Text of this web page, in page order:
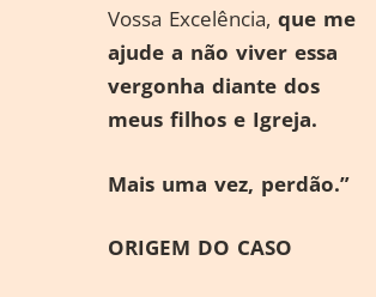
Vossa Excelência, que me
ajude a não viver essa
vergonha diante dos
meus filhos e Igreja.
Mais uma vez, perdão.”
ORIGEM DO CASO